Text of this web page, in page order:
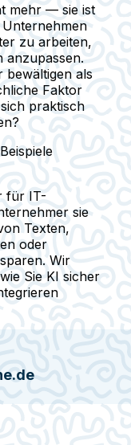
mehr — sie ist
Unternehmen
zu arbeiten,
anzupassen.
bewältigen als
Faktor
praktisch
für IT-
sie
Texten,
oder
Wir
Sie KI sicher